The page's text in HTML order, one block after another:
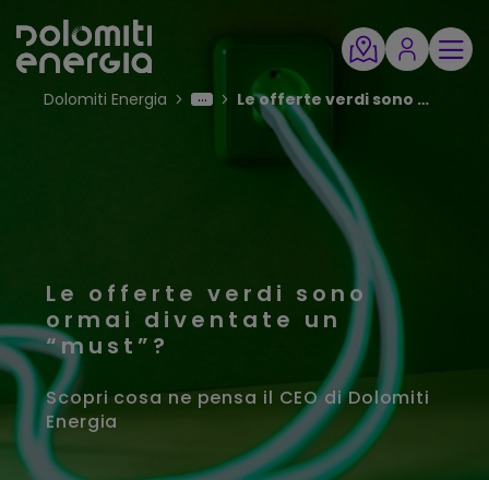
Dolomiti Energia Le offerte verdi sono ormai diventate un “must”?
Le offerte verdi sono
ormai diventate un
“must”?
Scopri cosa ne pensa il CEO di Dolomiti
Energia